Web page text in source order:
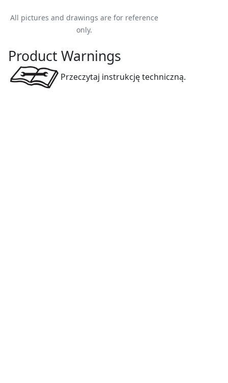
All pictures and drawings are for reference
only.
Product Warnings
Przeczytaj instrukcję techniczną.